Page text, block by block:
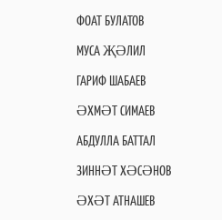
ФОАТ БУЛАТОВ
МУСА ҖӘЛИЛ
ГАРИФ ШАБАЕВ
ӘХМӘТ СИМАЕВ
АБДУЛЛА БАТТАЛ
ЗИННӘТ ХӘСӘНОВ
ӘХӘТ АТНАШЕВ